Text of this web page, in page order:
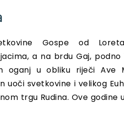
Gospe od
a na brdu Gaj, podno
u obliku riječi Ave
uoči svetkovine i velikog
trgu Rudina. Ove godine